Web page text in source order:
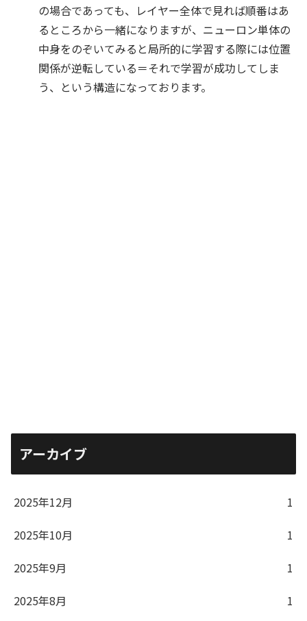
の場合であっても、レイヤー全体で見れば順番はあ
るところから一緒になりますが、ニューロン単体の
中身をのぞいてみると局所的に学習する際には位置
関係が逆転している＝それで学習が成功してしま
う、という構造になっております。
アーカイブ
2025年12月
1
2025年10月
1
2025年9月
1
2025年8月
1